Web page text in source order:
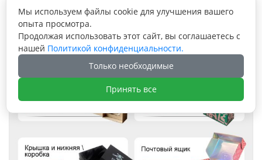
Мы используем файлы cookie для улучшения вашего
опыта просмотра.
Продолжая использовать этот сайт, вы соглашаетесь с
нашей Политикой конфиденциальности.
Только необходимые
Принять все